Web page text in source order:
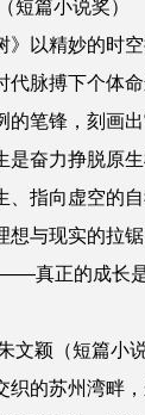
（短篇小说奖）
》以精妙的时
代脉搏下个体
笔锋，刻画
是奋力挣脱原
、指向虚空的
想与现实的拉
真正的成长
文颖 （短篇小
织的苏州湾畔